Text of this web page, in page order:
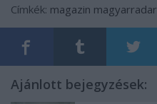
Címkék: magazin magyarradar
Ajánlott bejegyzések: